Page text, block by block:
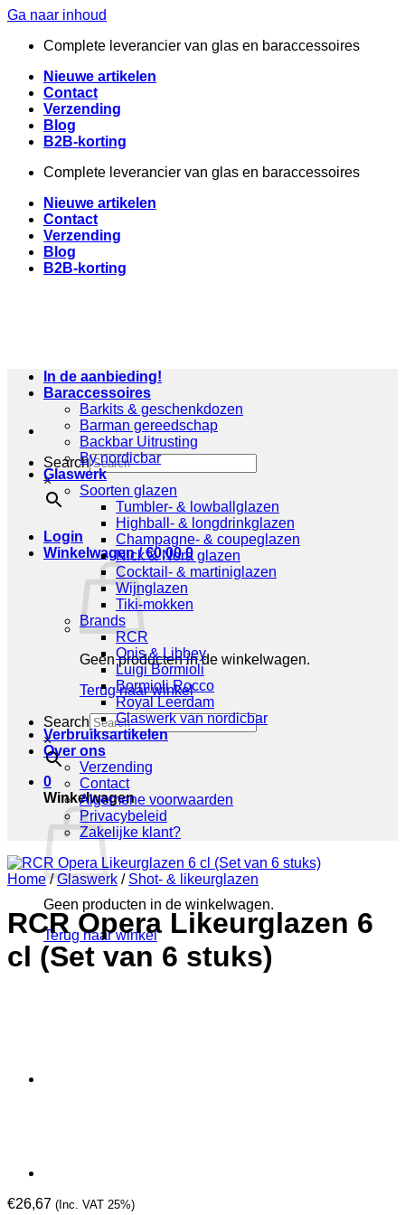
Ga naar inhoud
Complete leverancier van glas en baraccessoires
Nieuwe artikelen
Contact
Verzending
Blog
B2B-korting
Complete leverancier van glas en baraccessoires
Nieuwe artikelen
Contact
Verzending
Blog
B2B-korting
Search
×
Login
Winkelwagen /€0,00 0
Geen producten in de winkelwagen.
Terug naar winkel
Search
×
0
Winkelwagen
Geen producten in de winkelwagen.
Terug naar winkel
In de aanbieding!
Baraccessoires
Barkits & geschenkdozen
Barman gereedschap
Backbar Uitrusting
By nordicbar
Glaswerk
Soorten glazen
Tumbler- & lowballglazen
Highball- & longdrinkglazen
Champagne- & coupeglazen
Nick & Nora glazen
Cocktail- & martiniglazen
Wijnglazen
Tiki-mokken
Brands
RCR
Onis & Libbey
Luigi Bormioli
Bormioli Rocco
Royal Leerdam
Glaswerk van nordicbar
Verbruiksartikelen
Over ons
Verzending
Contact
Algemene voorwaarden
Privacybeleid
Zakelijke klant?
Home / Glaswerk / Shot- & likeurglazen
RCR Opera Likeurglazen 6
cl (Set van 6 stuks)
€26,67 (Inc. VAT 25%)